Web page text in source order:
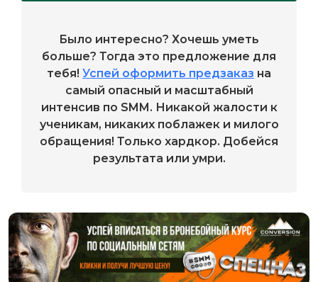
Было интересно? Хочешь уметь
больше? Тогда это предложение для
тебя! Успей оформить предзаказ на
самый опасный и масштабный
интенсив по SMM. Никакой жалости к
ученикам, никаких поблажек и милого
обращения! Только хардкор. Добейся
результата или умри.